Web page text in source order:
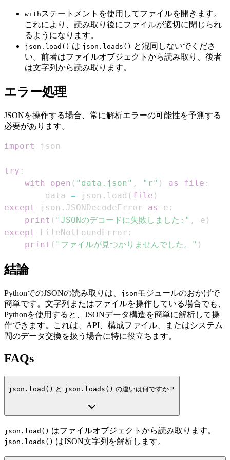
with ステートメントを使用してファイルを開きます。
これにより、読み取り後にファイルが適切に閉じられ
るようになります。
json.load() は json.loads() と混同しないでくださ
い。前者はファイルオブジェクトから読み取り、後者
は文字列から読み取ります。
エラー処理
JSONを操作する場合、常に解析エラーの可能性を予測する
必要があります。
import
try :
with
open ( "data.json" , "r" ) as file :
        data
= json . load ( file )
except
json . JSONDecodeError as e :
print ( "JSONのデコードに失敗しました:" , e )
except
FileNotFoundError :
print ( "ファイルが見つかりませんでした。" )
結論
PythonでのJSONの読み取りは、 jsonモジュールのおかげで
簡単です。文字列またはファイルを操作している場合でも、
Pythonを使用すると、JSONデータ構造を簡単に解析して操
作できます。これは、API、構成ファイル、またはシステム
間のデータ交換を扱う場合に特に役立ちます。
FAQs
json.load() と json.loads() の違いは何ですか？
json.load() はファイルオブジェクトから読み取ります。
json.loads() はJSON文字列を解析します。